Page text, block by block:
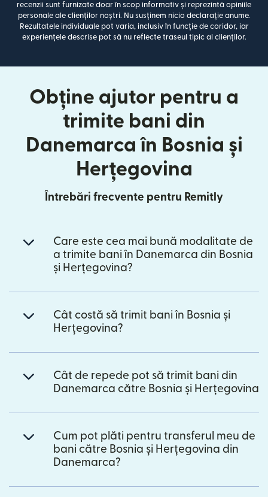
recenzii sunt furnizate doar în scop informativ și reprezintă opiniile
personale ale clienților noștri. Nu susținem nicio declarație anume.
Rezultatele individuale pot varia, inclusiv în funcție de coridor, iar
experiențele descrise pot să nu reflecte traseul tipic al clienților.
Obține ajutor pentru a
trimite bani din
Danemarca în Bosnia și
Herțegovina
Întrebări frecvente pentru Remitly
Care este cea mai bună modalitate de
a trimite bani în Danemarca din Bosnia
și Herțegovina?
Cât costă să trimit bani în Bosnia și
Herțegovina?
Cât de repede pot să trimit bani din
Danemarca către Bosnia și Herțegovina
Cum pot plăti pentru transferul meu de
bani către Bosnia și Herțegovina din
Danemarca?